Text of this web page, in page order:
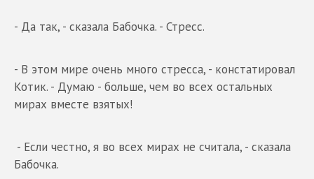
- Да так, - сказала Бабочка. - Стресс.
- В этом мире очень много стресса, - констатировал
Котик. - Думаю - больше, чем во всех остальных
мирах вместе взятых!
- Если честно, я во всех мирах не считала, - сказала
Бабочка.